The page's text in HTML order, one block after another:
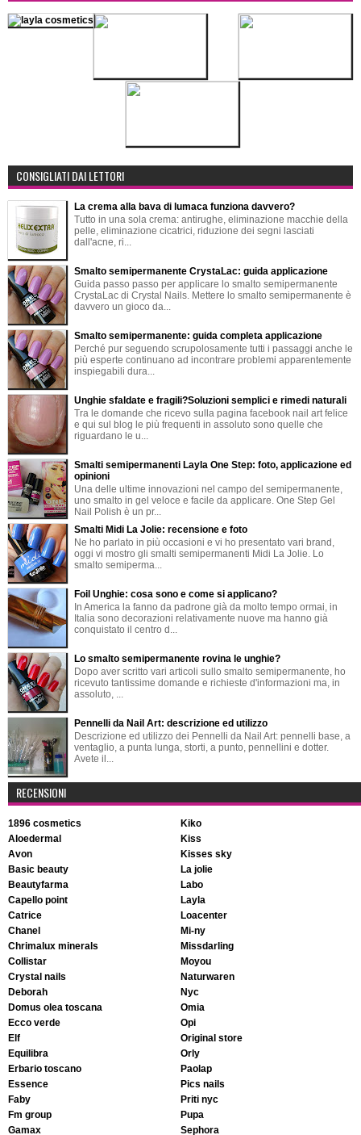
CONSIGLIATI DAI LETTORI
La crema alla bava di lumaca funziona davvero?
Tutto in una sola crema: antirughe, eliminazione macchie della
pelle, eliminazione cicatrici, riduzione dei segni lasciati
dall'acne, ri...
Smalto semipermanente CrystaLac: guida applicazione
Guida passo passo per applicare lo smalto semipermanente
CrystaLac di Crystal Nails. Mettere lo smalto semipermanente è
davvero un gioco da...
Smalto semipermanente: guida completa applicazione
Perché pur seguendo scrupolosamente tutti i passaggi anche le
più esperte continuano ad incontrare problemi apparentemente
inspiegabili dura...
Unghie sfaldate e fragili?Soluzioni semplici e rimedi naturali
Tra le domande che ricevo sulla pagina facebook nail art felice
e qui sul blog le più frequenti in assoluto sono quelle che
riguardano le u...
Smalti semipermanenti Layla One Step: foto, applicazione ed
opinioni
Una delle ultime innovazioni nel campo del semipermanente,
uno smalto in gel veloce e facile da applicare. One Step Gel
Nail Polish è un pr...
Smalti Midi La Jolie: recensione e foto
Ne ho parlato in più occasioni e vi ho presentato vari brand,
oggi vi mostro gli smalti semipermanenti Midi La Jolie. Lo
smalto semiperma...
Foil Unghie: cosa sono e come si applicano?
In America la fanno da padrone già da molto tempo ormai, in
Italia sono decorazioni relativamente nuove ma hanno già
conquistato il centro d...
Lo smalto semipermanente rovina le unghie?
Dopo aver scritto vari articoli sullo smalto semipermanente, ho
ricevuto tantissime domande e richieste d'informazioni ma, in
assoluto, ...
Pennelli da Nail Art: descrizione ed utilizzo
Descrizione ed utilizzo dei Pennelli da Nail Art: pennelli base, a
ventaglio, a punta lunga, storti, a punto, pennellini e dotter.
Avete il...
RECENSIONI
1896 cosmetics
aloedermal
avon
basic beauty
beautyfarma
capello point
catrice
chanel
chrimalux minerals
collistar
crystal nails
deborah
domus olea toscana
ecco verde
elf
equilibra
erbario toscano
essence
faby
fm group
gamax
kiko
kiss
kisses sky
la jolie
labo
layla
loacenter
mi-ny
missdarling
moyou
naturwaren
nyc
omia
opi
original store
orly
paolap
pics nails
priti nyc
pupa
sephora